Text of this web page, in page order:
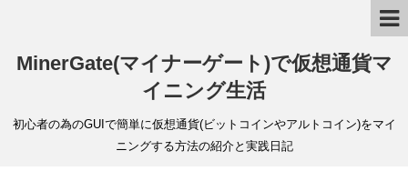
MinerGate(マイナーゲート)で仮想通貨マ
イニング生活
初心者の為のGUIで簡単に仮想通貨(ビットコインやアルトコイン)をマイ
ニングする方法の紹介と実践日記